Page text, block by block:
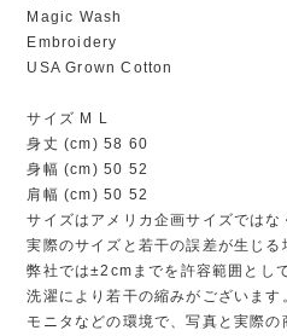
Magic Wash
Embroidery
USA Grown Cotton
サイズ M L
身丈 (cm) 58 60
身幅 (cm) 50 52
肩幅 (cm) 50 52
サイズはアメリカ企画サイズではな
実際のサイズと若干の誤差が生じる
弊社では±2cmまでを許容範囲とし
洗濯により若干の縮みがございます
モニタなどの環境で、写真と実際